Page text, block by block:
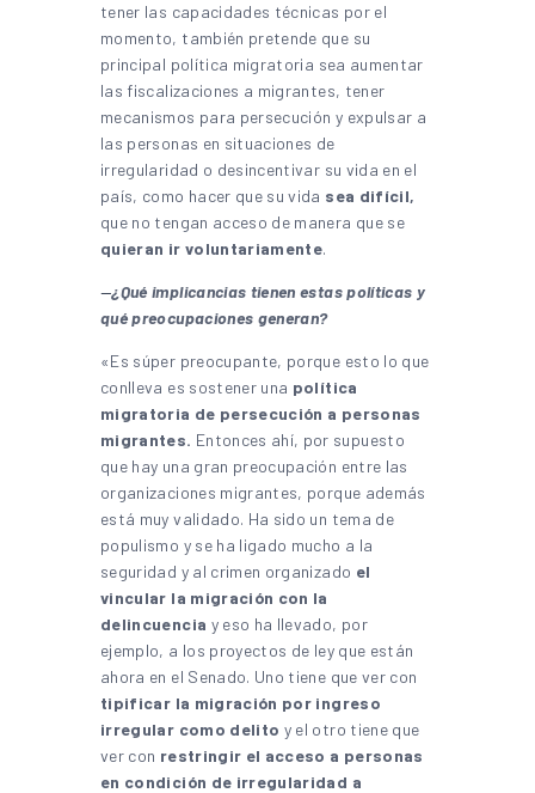
tener las capacidades técnicas por el
momento, también pretende que su
principal política migratoria sea aumentar
las fiscalizaciones a migrantes, tener
mecanismos para persecución y expulsar a
las personas en situaciones de
irregularidad o desincentivar su vida en el
país, como hacer que su vida sea difícil,
que no tengan acceso de manera que se
quieran ir voluntariamente.
—¿Qué implicancias tienen estas políticas y
qué preocupaciones generan?
«Es súper preocupante, porque esto lo que
conlleva es sostener una política
migratoria de persecución a personas
migrantes. Entonces ahí, por supuesto
que hay una gran preocupación entre las
organizaciones migrantes, porque además
está muy validado. Ha sido un tema de
populismo y se ha ligado mucho a la
seguridad y al crimen organizado el
vincular la migración con la
delincuencia y eso ha llevado, por
ejemplo, a los proyectos de ley que están
ahora en el Senado. Uno tiene que ver con
tipificar la migración por ingreso
irregular como delito y el otro tiene que
ver con restringir el acceso a personas
en condición de irregularidad a